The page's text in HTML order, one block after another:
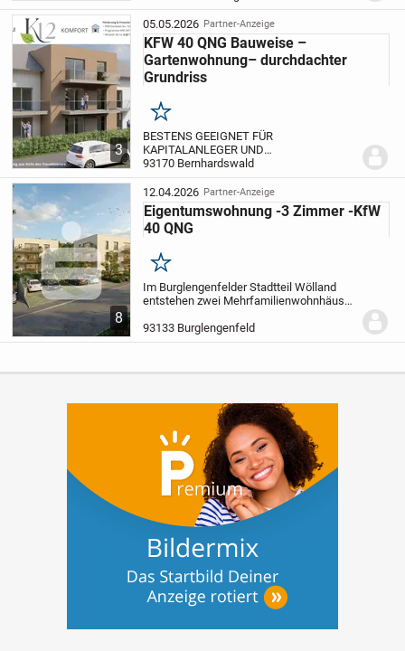
Doppelhaushälfte im Neubauprojekt
Flehingen. Diese Einheit bietet das
Maximum an Komfort für Investor...
3
05.05.2026 Partner-Anzeige
KFW 40 QNG Bauweise –
Gartenwohnung– durchdachter
Grundriss
Merken
BESTENS GEEIGNET FÜR
KAPITALANLEGER UND
EIGENNUTZER!Bis ins Detail sorgfältig
geplant, entsteht auf einem sonnigen,
großzügigen Grundstück in einem ruhigen
und dennoch stadtnahen Wohngebiet
ein...
93170 Bernhardswald
8
12.04.2026 Partner-Anzeige
Eigentumswohnung -3 Zimmer -KfW
40 QNG
Merken
Im Burglengenfelder Stadtteil Wölland
entstehen zwei Mehrfamilienwohnhäuser
und einer Tiefgarage.Das stilvoll geplante
Neubauprojekt vereint zeitgemäße
93133 Burglengenfeld